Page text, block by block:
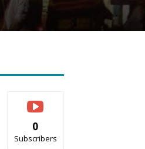
0
Subscribers